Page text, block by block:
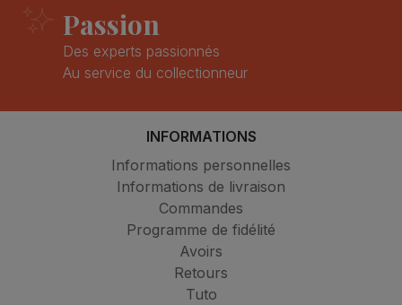
Passion
Des experts passionnés
Au service du collectionneur
INFORMATIONS
Informations personnelles
Informations de livraison
Commandes
Programme de fidélité
Avoirs
Retours
Tuto